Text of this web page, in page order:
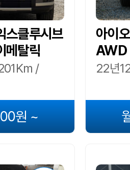
클루시브
메탈릭
/
원 ~
아이
AWD
22년